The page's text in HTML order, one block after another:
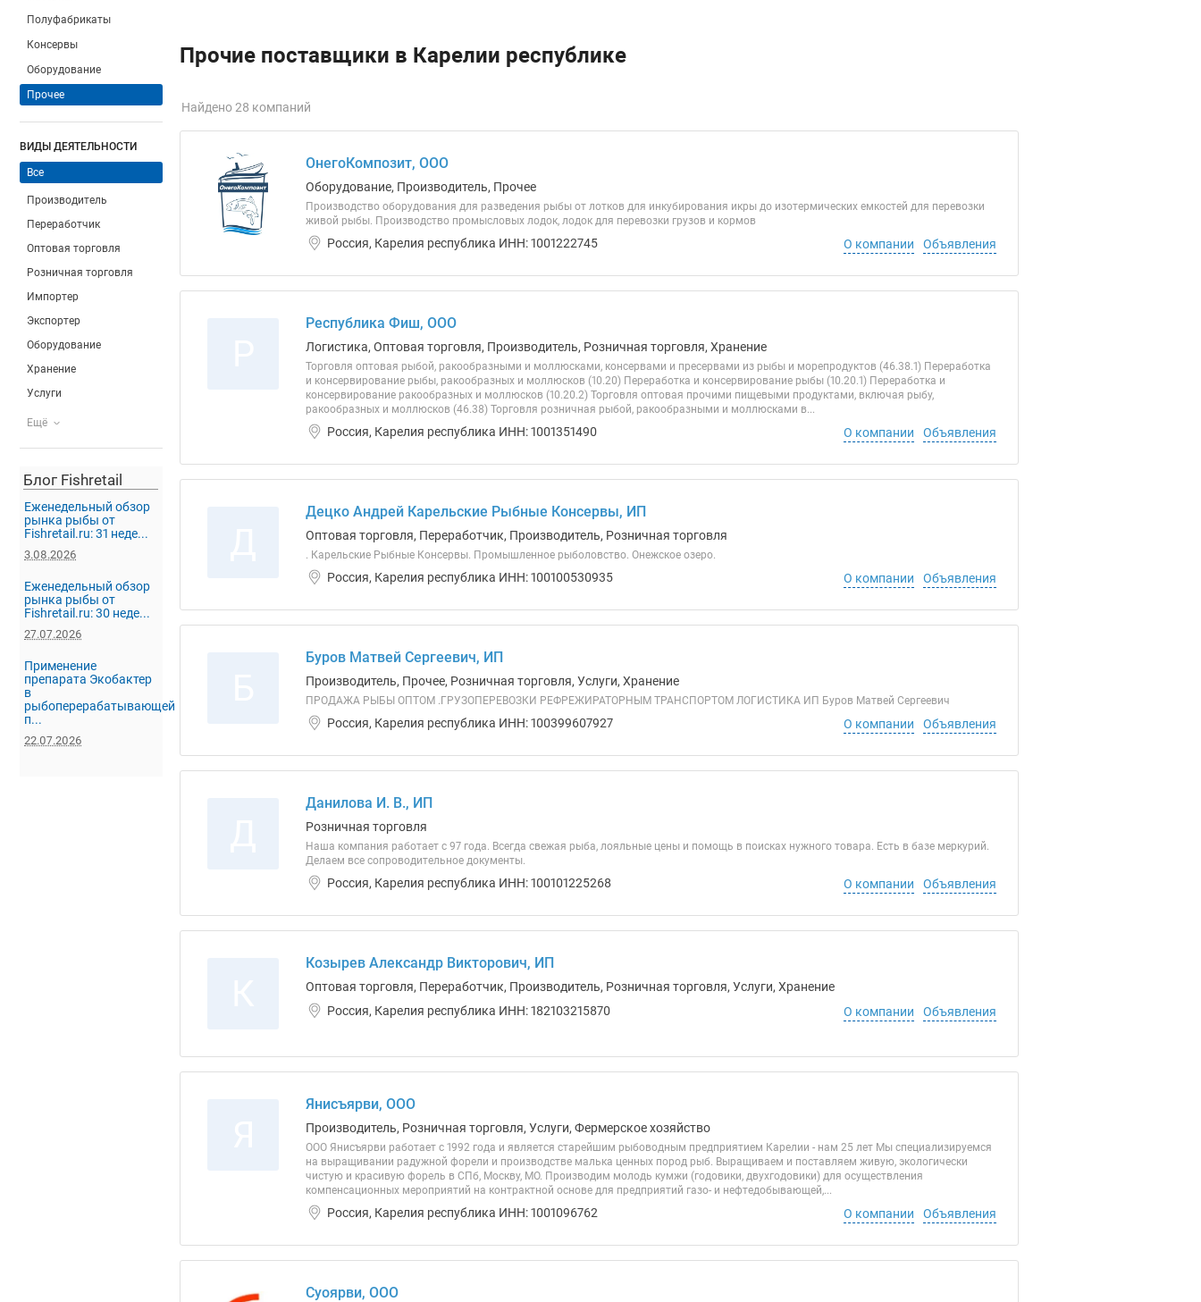
Полуфабрикаты
Консервы
Оборудование
Прочее
ВИДЫ ДЕЯТЕЛЬНОСТИ
Все
Производитель
Переработчик
Оптовая торговля
Розничная торговля
Импортер
Экспортер
Оборудование
Хранение
Услуги
Ещё
Блог Fishretail
Еженедельный обзор
рынка рыбы от
Fishretail.ru: 31 неде...
3.08.2026
Еженедельный обзор
рынка рыбы от
Fishretail.ru: 30 неде...
27.07.2026
Применение
препарата Экобактер
в
рыбоперерабатывающей
п...
22.07.2026
Прочие поставщики в Карелии республике
Найдено 28 компаний
ОнегоКомпозит, ООО
Оборудование, Производитель, Прочее
Производство оборудования для разведения рыбы от лотков для инкубирования икры до изотермических емкостей для перевозки
живой рыбы. Производство промысловых лодок, лодок для перевозки грузов и кормов
Россия, Карелия республика ИНН: 1001222745 О компании Объявления
Республика Фиш, ООО
Логистика, Оптовая торговля, Производитель, Розничная торговля, Хранение
Торговля оптовая рыбой, ракообразными и моллюсками, консервами и пресервами из рыбы и морепродуктов (46.38.1) Переработка
и консервирование рыбы, ракообразных и моллюсков (10.20) Переработка и консервирование рыбы (10.20.1) Переработка и
консервирование ракообразных и моллюсков (10.20.2) Торговля оптовая прочими пищевыми продуктами, включая рыбу,
ракообразных и моллюсков (46.38) Торговля розничная рыбой, ракообразными и моллюсками в...
Россия, Карелия республика ИНН: 1001351490 О компании Объявления
Децко Андрей Карельские Рыбные Консервы, ИП
Оптовая торговля, Переработчик, Производитель, Розничная торговля
. Карельские Рыбные Консервы. Промышленное рыболовство. Онежское озеро.
Россия, Карелия республика ИНН: 100100530935 О компании Объявления
Буров Матвей Сергеевич, ИП
Производитель, Прочее, Розничная торговля, Услуги, Хранение
ПРОДАЖА РЫБЫ ОПТОМ .ГРУЗОПЕРЕВОЗКИ РЕФРЕЖИРАТОРНЫМ ТРАНСПОРТОМ ЛОГИСТИКА ИП Буров Матвей Сергеевич
Россия, Карелия республика ИНН: 100399607927 О компании Объявления
Данилова И. В., ИП
Розничная торговля
Наша компания работает с 97 года. Всегда свежая рыба, лояльные цены и помощь в поисках нужного товара. Есть в базе меркурий.
Делаем все сопроводительное документы.
Россия, Карелия республика ИНН: 100101225268 О компании Объявления
Козырев Александр Викторович, ИП
Оптовая торговля, Переработчик, Производитель, Розничная торговля, Услуги, Хранение
Россия, Карелия республика ИНН: 182103215870
О компании Объявления
Янисъярви, ООО
Производитель, Розничная торговля, Услуги, Фермерское хозяйство
ООО Янисъярви работает с 1992 года и является старейшим рыбоводным предприятием Карелии - нам 25 лет Мы специализируемся
на выращивании радужной форели и производстве малька ценных пород рыб. Выращиваем и поставляем живую, экологически
чистую и красивую форель в СПб, Москву, МО. Производим молодь кумжи (годовики, двухгодовики) для осуществления
компенсационных мероприятий на контрактной основе для предприятий газо- и нефтедобывающей,...
Россия, Карелия республика ИНН: 1001096762 О компании Объявления
Суоярви, ООО